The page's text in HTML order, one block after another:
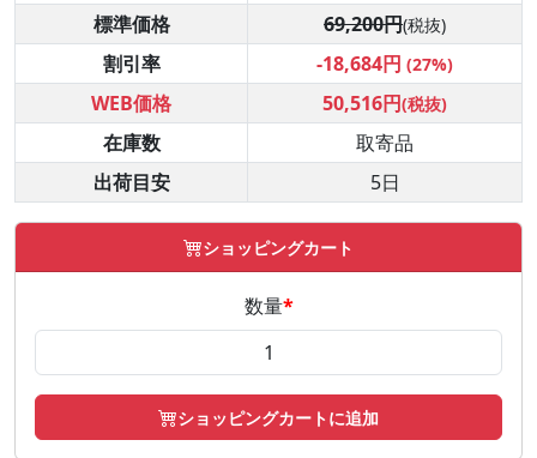
標準価格
69,200円(税抜)
割引率 -18,684円 (27%)
WEB価格 50,516円(税抜)
在庫数
取寄品
出荷目安
5日
ショッピングカート
数量*
ショッピングカートに追加